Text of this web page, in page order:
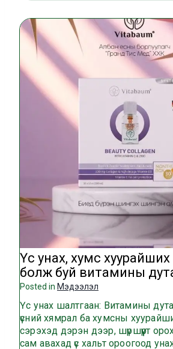
Үс унах, хумс
болж буй витамины
Posted in Мэдээлэл
Үс унах шалтгаан: Витамины
үсний хямрал ба хумсны
сэрэхэд дэрэн дээр, шүршүүрт
сам авахад үс хальт ороогоод